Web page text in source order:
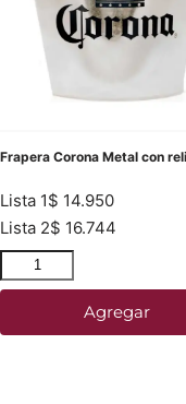
Frapera Corona Metal con
Lista 1$ 14.950
Lista 2$ 16.744
Agregar